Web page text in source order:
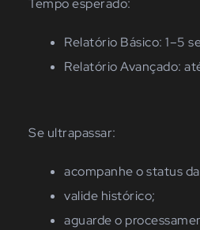
Tempo esperado:
Relatório Básico: 1–5
Relatório Avançado:
Se ultrapassar:
acompanhe o status
valide histórico;
aguarde o